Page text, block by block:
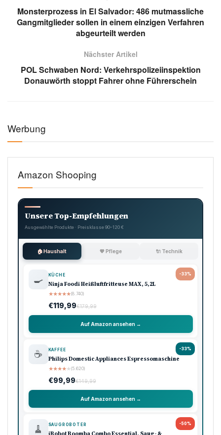
Monsterprozess in El Salvador: 486 mutmassliche
Gangmitglieder sollen in einem einzigen Verfahren
abgeurteilt werden
Nächster Artikel
POL Schwaben Nord: Verkehrspolizeiinspektion
Donauwörth stoppt Fahrer ohne Führerschein
Werbung
Amazon Shooping
Unsere Top-Empfehlungen
Ausgewählte Produkte · Preisklasse 90–120 €
🏠 Haushalt 💖 Pflege 🔌 Technik
-33%
🍳 KÜCHE
Ninja Foodi Heißluftfritteuse MAX, 5,2L
★★★★★(8.740)
€119,99€179,99
Auf Amazon ansehen →
-33%
☕ KAFFEE
Philips Domestic Appliances Espressomaschine
★★★★★(5.620)
€99,99€149,99
Auf Amazon ansehen →
-50%
🧹 SAUGROBOTER
iRobot Roomba Combo Essential, Saug- &